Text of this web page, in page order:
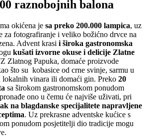
raznobojnih balona
okićena je sa preko 200.000 lampica, uz
za fotografiranje i veliko božićno drvce na
Advent krasi i široka gastronomska
kušati izvorne okuse i delicije Zlatne
Zlatnog Papuka, domaće proizvode
što su kobasice od crne svinje, sarmu u
lokalnih vinara ili domaći gin. Preko 20
sa širokom gastronomskom ponudom
ono u čemu će najviše uživati, pri
na blagdanske specijalitete napravljene
. Uz prekrasne adventske kućice s
ponudom posjetitelji dio tradicije mogu